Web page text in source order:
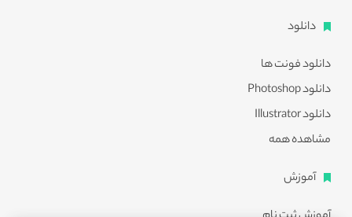
دانلود
دانلود فونت ها
دانلود Photoshop
دانلود Illustrator
مشاهده همه
آموزش